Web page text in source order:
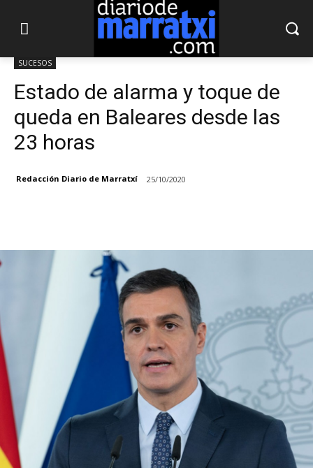
SUCESOS
Estado de alarma y toque de
queda en Baleares desde las
23 horas
Redacción Diario de Marratxí 25/10/2020